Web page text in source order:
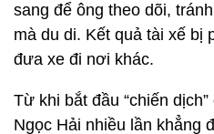
sang để ông theo dõi,
mà du di. Kết quả tài xế bị
đưa xe đi nơi khác.
Từ khi bắt đầu “chiến
Ngọc Hải nhiều lần khẳng